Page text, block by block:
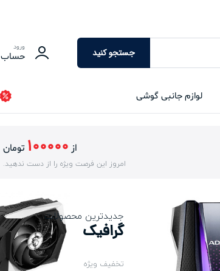
جستجو کنید ورود
حساب
لوازم جانبی گوشی
از 100000 تومان
امروز این فرصت ویژه را از دست ندهید.
جدیدترین محصولات
گرافیک
تخفیف ویژه